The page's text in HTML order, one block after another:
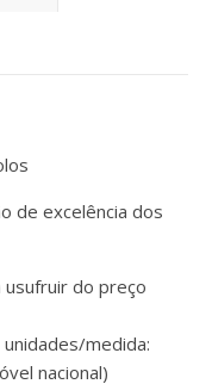
de excelência dos
do preço
medida:
nacional)